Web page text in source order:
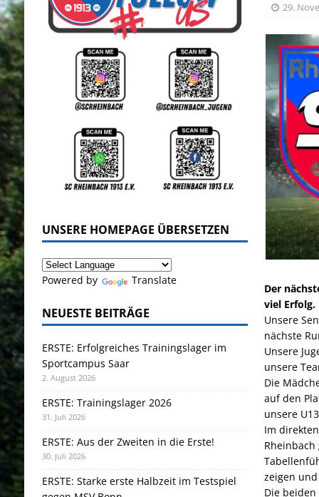
29.
Der
viel Erfolg.
Unsere
nächste
Unsere
unsere
Die
auf den
unsere
Im
Rheinbach
zeigen
Die
UNSERE HOMEPAGE ÜBERSETZEN
Powered by Translate
NEUESTE BEITRÄGE
ERSTE: Erfolgreiches Trainingslager im
Sportcampus Saar
2. August 2026
ERSTE: Trainingslager 2026
31. Juli 2026
ERSTE: Aus der Zweiten in die Erste!
30. Juli 2026
ERSTE: Starke erste Halbzeit im Testspiel